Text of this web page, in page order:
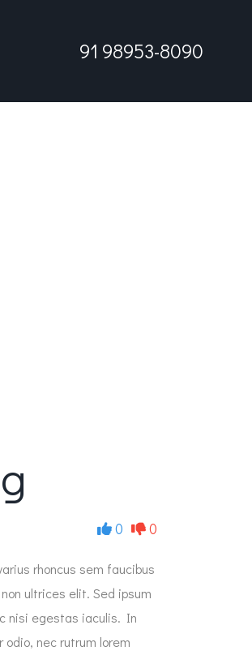
91 98953-8090
0 0
rhoncus sem faucibus
ultrices elit. Sed ipsum
nisi egestas iaculis. In
nec rutrum lorem